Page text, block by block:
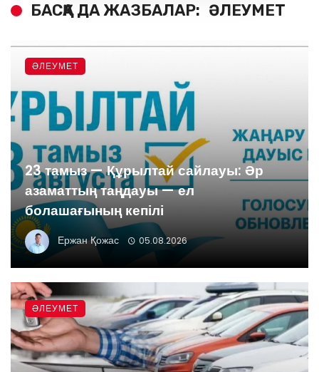
БАСҚА ДА ЖАЗБАЛАР: ӘЛЕУМЕТ
23 тамыз — Құрылтай сайлауы: Әр
азаматтың таңдауы — ел
болашағының кепілі
Ержан Қожас 05.08.2026
ӘЛЕУМЕТ
ӘЛЕУМЕТ